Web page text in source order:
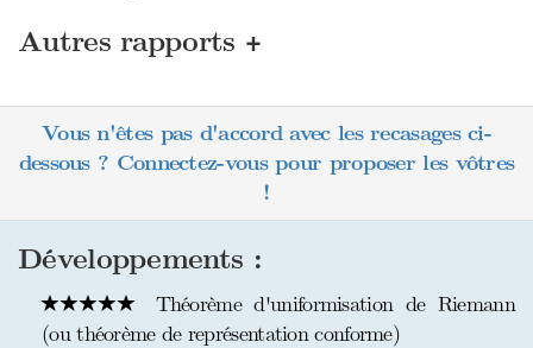
Autres rapports +
Vous n'êtes pas d'accord avec les recasages ci-
dessous ? Connectez-vous pour proposer les vôtres
!
Développements :
Théorème d'uniformisation de Riemann
(ou théorème de représentation conforme)